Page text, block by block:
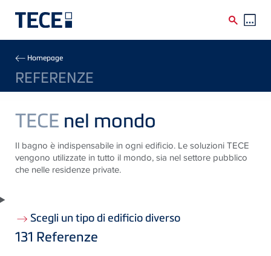
Breadcrumb
Homepage
REFERENZE
TECE nel mondo
Il bagno è indispensabile in ogni edificio. Le soluzioni TECE
vengono utilizzate in tutto il mondo, sia nel settore pubblico
che nelle residenze private.
Scegli un tipo di edificio diverso
131 Referenze